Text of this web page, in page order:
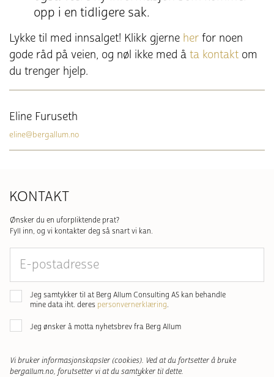
opp i en tidligere sak.
Lykke til med innsalget! Klikk gjerne her for noen
gode råd på veien, og nøl ikke med å ta kontakt om
du trenger hjelp.
Eline Furuseth
eline@bergallum.no
KONTAKT
Ønsker du en uforpliktende prat?
Fyll inn, og vi kontakter deg så snart vi kan.
E-
postadresse
Samtykke *
Jeg samtykker til at Berg Allum Consulting AS kan behandle
mine data iht. deres personvernerklæring.
Nyhetsbrev
Jeg ønsker å motta nyhetsbrev fra Berg Allum
Vi bruker informasjonskapsler (cookies). Ved at du fortsetter å bruke
bergallum.no, forutsetter vi at du samtykker til dette.